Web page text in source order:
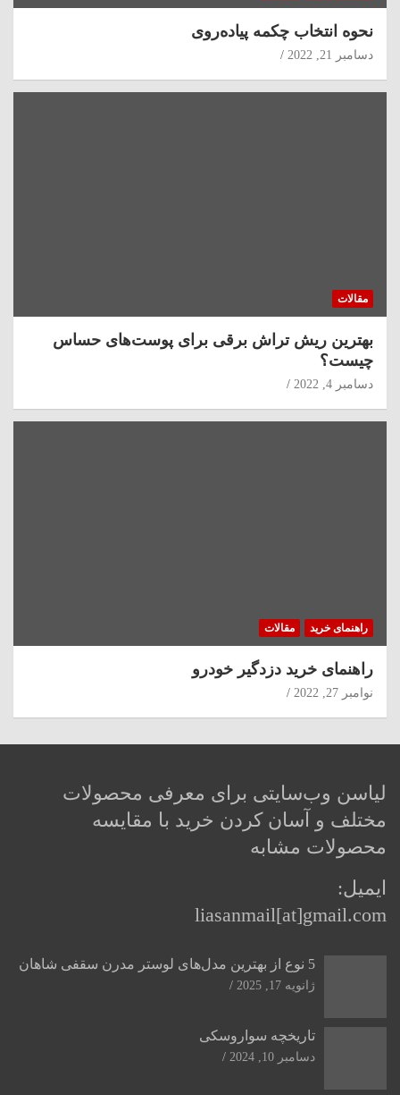
نحوه انتخاب چکمه پیاده‌روی
دسامبر 21, 2022
مقالات
بهترین ریش تراش برقی برای پوست‌های حساس
چیست؟
دسامبر 4, 2022
راهنمای خرید مقالات
راهنمای خرید دزدگیر خودرو
نوامبر 27, 2022
لیاسن وب‌سایتی برای معرفی محصولات
مختلف و آسان کردن خرید با مقایسه
محصولات مشابه
ایمیل:
liasanmail[at]gmail.com
5 نوع از بهترین مدل‌های لوستر مدرن سقفی شاهان
ژانویه 17, 2025
تاریخچه سواروسکی
دسامبر 10, 2024